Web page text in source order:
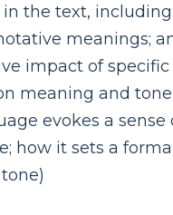
in the text,
meanings;
impact of specific
meaning and tone
evokes a sense
how it sets a